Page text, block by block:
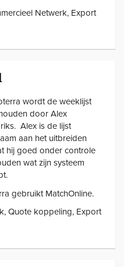
Netwerk, Export
wordt de weeklijst
door Alex
Alex is de lijst
aan het uitbreiden
hij goed onder controle
wat zijn systeem
gebruikt MatchOnline.
Quote koppeling, Export